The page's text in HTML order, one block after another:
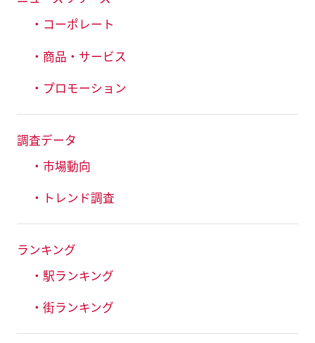
・コーポレート
・商品・サービス
・プロモーション
調査データ
・市場動向
・トレンド調査
ランキング
・駅ランキング
・街ランキング